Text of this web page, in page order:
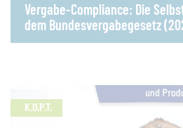
Vergabe-Compliance: Die
dem Bundesvergabegesetz
K.O.P.T.